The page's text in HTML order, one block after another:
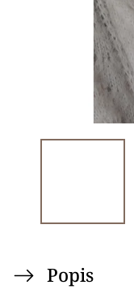
Popis